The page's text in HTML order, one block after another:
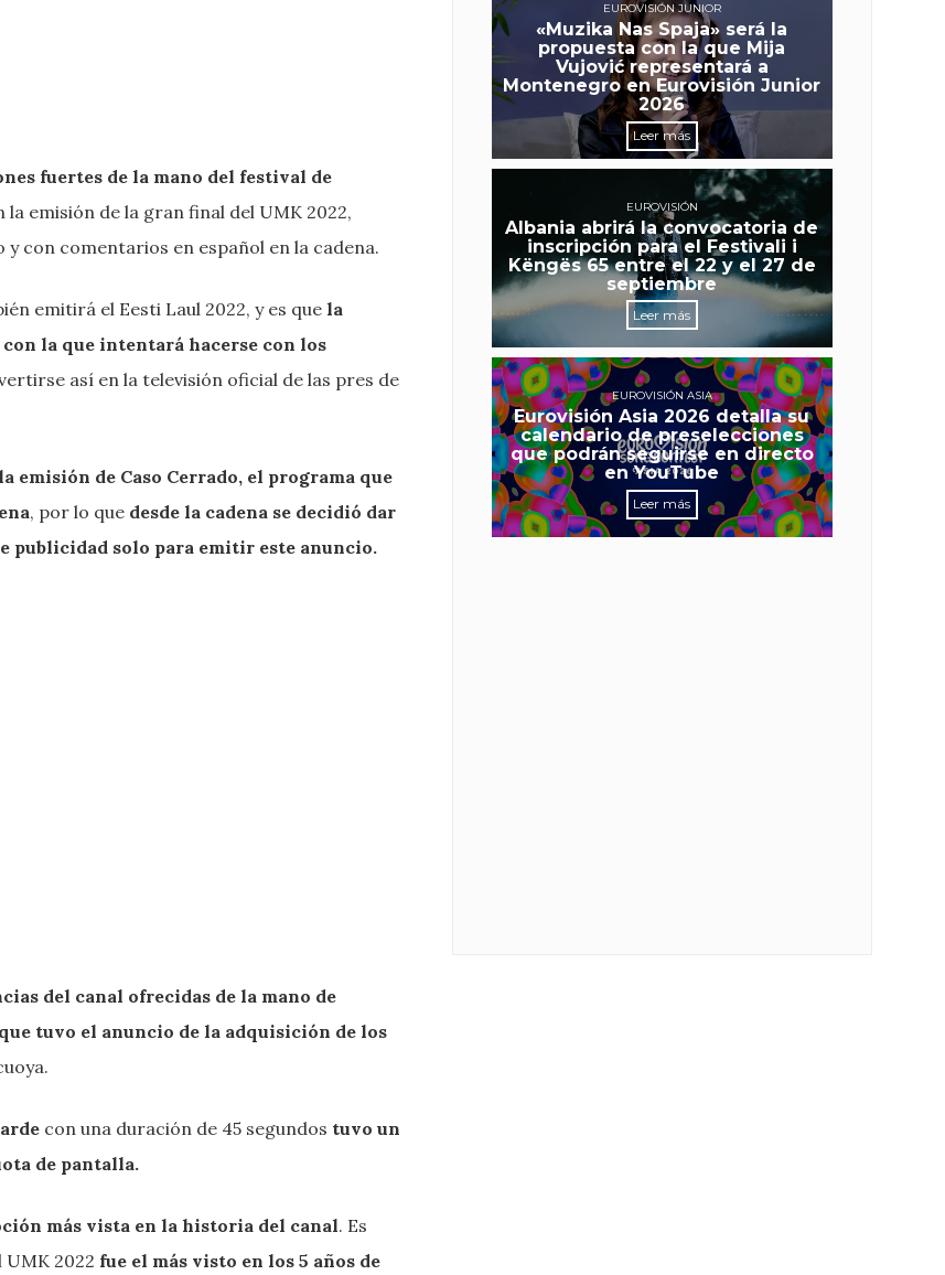
fuertes de la mano del festival de
la emisión de la gran final del UMK 2022,
con comentarios en español en la cadena.
emitirá el Eesti Laul 2022, y es que la
la que intentará hacerse con los
así en la televisión oficial de las pres de
emisión de Caso Cerrado, el programa que
, por lo que desde la cadena se decidió dar
publicidad solo para emitir este anuncio.
del canal ofrecidas de la mano de
tuvo el anuncio de la adquisición de los
con una duración de 45 segundos tuvo un
de pantalla.
más vista en la historia del canal. Es
2022 fue el más visto en los 5 años de
EUROVISIÓN JUNIOR
«Muzika Nas Spaja» será la
propuesta con la que Mija
Vujović representará a
Montenegro en Eurovisión Junior
2026
Leer más
EUROVISIÓN
Albania abrirá la convocatoria de
inscripción para el Festivali i
Këngës 65 entre el 22 y el 27 de
septiembre
Leer más
EUROVISIÓN ASIA
Eurovisión Asia 2026 detalla su
calendario de preselecciones
que podrán seguirse en directo
en YouTube
Leer más